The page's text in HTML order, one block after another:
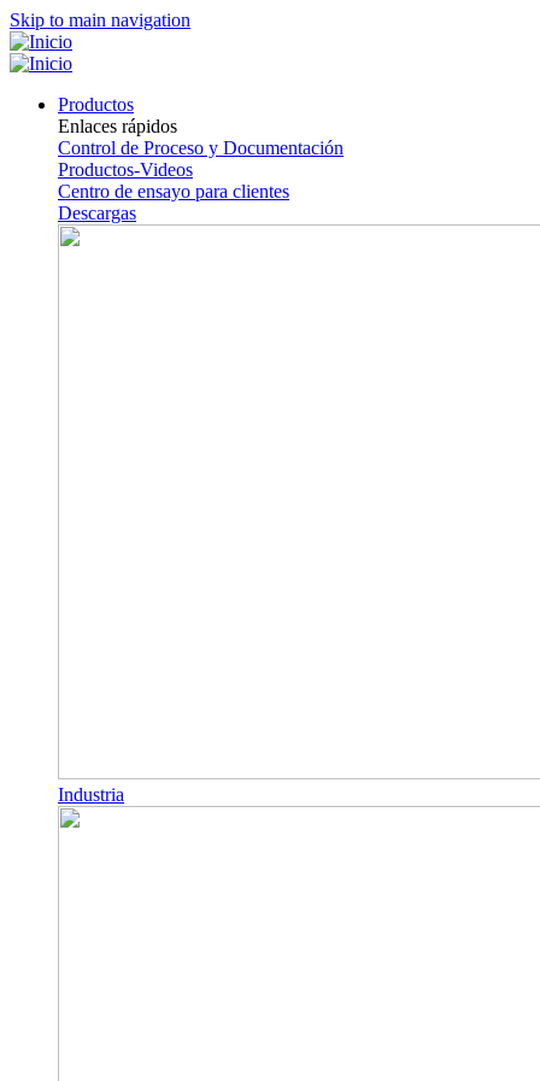
Skip to main navigation
Productos
Enlaces rápidos
Control de Proceso y Documentación
Productos-Videos
Centro de ensayo para clientes
Descargas
Industria